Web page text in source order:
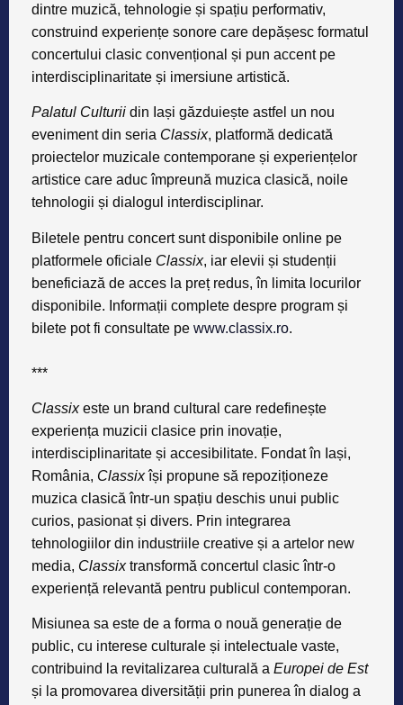
dintre muzică, tehnologie și spațiu performativ,
construind experiențe sonore care depășesc formatul
concertului clasic convențional și pun accent pe
interdisciplinaritate și imersiune artistică.
Palatul Culturii din Iași găzduiește astfel un nou
eveniment din seria Classix, platformă dedicată
proiectelor muzicale contemporane și experiențelor
artistice care aduc împreună muzica clasică, noile
tehnologii și dialogul interdisciplinar.
Biletele pentru concert sunt disponibile online pe
platformele oficiale Classix, iar elevii și studenții
beneficiază de acces la preț redus, în limita locurilor
disponibile. Informații complete despre program și
bilete pot fi consultate pe www.classix.ro.
***
Classixeste un brand cultural care redefinește
experiența muzicii clasice prin inovație,
interdisciplinaritate și accesibilitate. Fondat în Iași,
România, Classixîși propune să repoziționeze
muzica clasică într-un spațiu deschis unui public
curios, pasionat și divers. Prin integrarea
tehnologiilor din industriile creative și a artelor new
media, Classixtransformă concertul clasic într-o
experiență relevantă pentru publicul contemporan.
Misiunea sa este de a forma o nouă generație de
public, cu interese culturale și intelectuale vaste,
contribuind la revitalizarea culturală a Europei de Est
și la promovarea diversității prin punerea în dialog a